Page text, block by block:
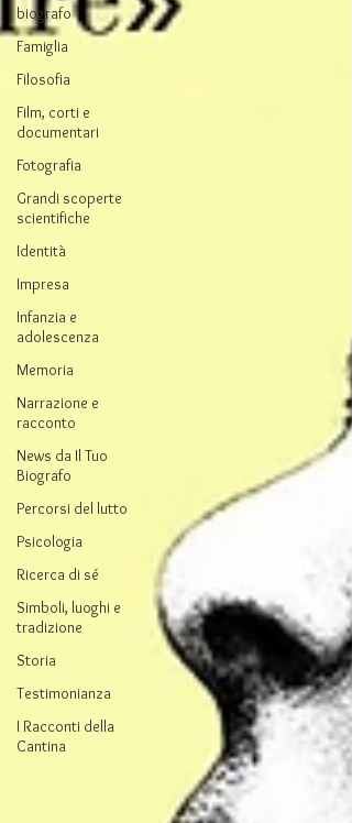
biografo
Famiglia
Filosofia
Film, corti e
documentari
Fotografia
Grandi scoperte
scientifiche
Identità
Impresa
Infanzia e
adolescenza
Memoria
Narrazione e
racconto
News da Il Tuo
Biografo
Percorsi del lutto
Psicologia
Ricerca di sé
Simboli, luoghi e
tradizione
Storia
Testimonianza
I Racconti della
Cantina